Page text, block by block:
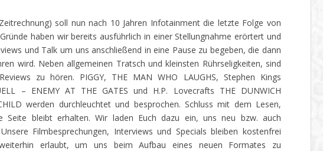
soll nun nach 10 Jahren Infotainment die letzte Folge von
haben wir bereits ausführlich in einer Stellungnahme erörtert und
und Talk um uns anschließend in eine Pause zu begeben, die dann
wird. Neben allgemeinen Tratsch und kleinsten Rührseligkeiten, sind
zu hören. PIGGY, THE MAN WHO LAUGHS, Stephen Kings
– ENEMY AT THE GATES und H.P. Lovecrafts THE DUNWICH
werden durchleuchtet und besprochen. Schluss mit dem Lesen,
Seite bleibt erhalten. Wir laden Euch dazu ein, uns neu bzw. auch
Filmbesprechungen, Interviews und Specials bleiben kostenfrei
erlaubt, um uns beim Aufbau eines neuen Formates zu